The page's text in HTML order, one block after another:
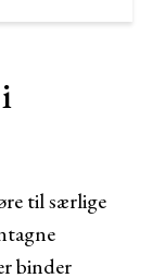
til særlige
binder